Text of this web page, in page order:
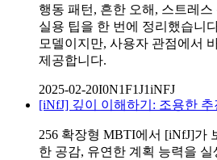
행동 패턴, 흔한 오해, 스트레
실용 팁을 한 번에 정리했습니
모델이지만, 사용자 관점에서
제공합니다.
2025-02-20I0N1F1J1iNFJ
[iNfJ] 깊이 이해하기: 조용한
256 확장형 MBTI에서 [iNfJ]가
한 공감, 유연한 계획 능력을